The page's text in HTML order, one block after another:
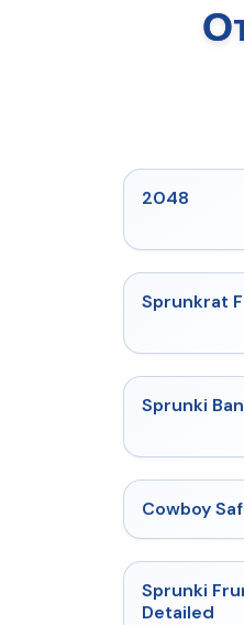
2048
Sprunkrat
Sprunki
Cowboy
Sprunki
Detailed